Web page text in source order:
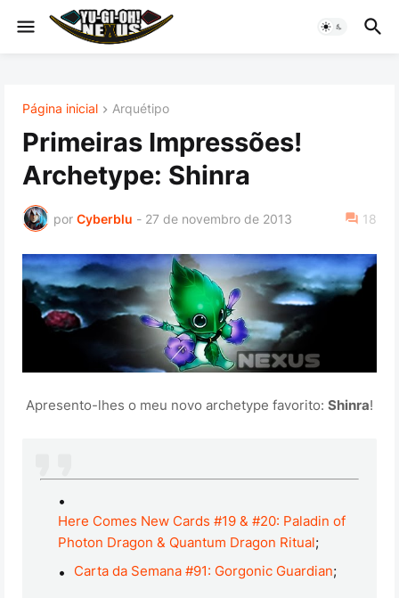
Página inicial Arquétipo
Primeiras Impressões!
Archetype: Shinra
por Cyberblu - 27 de novembro de 2013 18
Apresento-lhes o meu novo archetype favorito: Shinra!
Here Comes New Cards #19 & #20: Paladin of
Photon Dragon & Quantum Dragon Ritual;
Carta da Semana #91: Gorgonic Guardian;